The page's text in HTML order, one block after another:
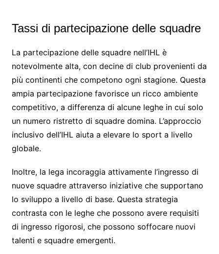
Tassi di partecipazione delle squadre
La partecipazione delle squadre nell’IHL è
notevolmente alta, con decine di club provenienti da
più continenti che competono ogni stagione. Questa
ampia partecipazione favorisce un ricco ambiente
competitivo, a differenza di alcune leghe in cui solo
un numero ristretto di squadre domina. L’approccio
inclusivo dell’IHL aiuta a elevare lo sport a livello
globale.
Inoltre, la lega incoraggia attivamente l’ingresso di
nuove squadre attraverso iniziative che supportano
lo sviluppo a livello di base. Questa strategia
contrasta con le leghe che possono avere requisiti
di ingresso rigorosi, che possono soffocare nuovi
talenti e squadre emergenti.